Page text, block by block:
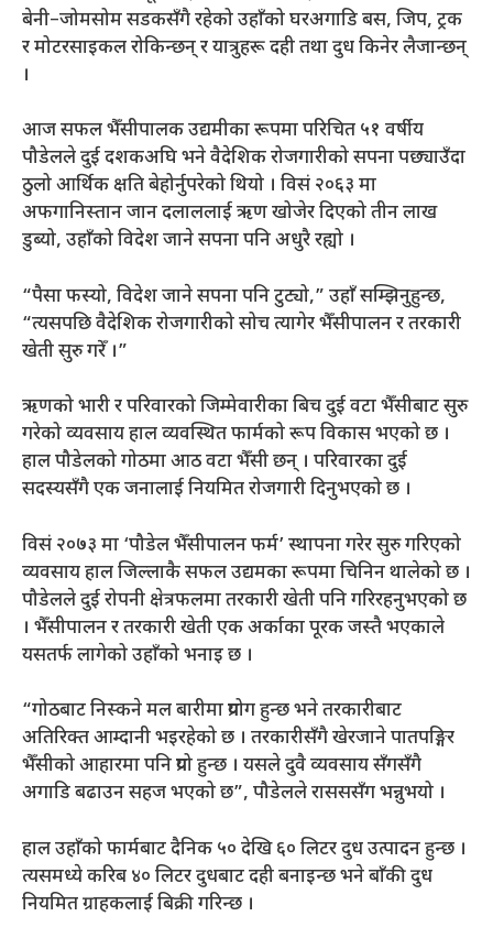
बेनी–जोमसोम सडकसँगै रहेको उहाँको घरअगाडि बस, जिप, ट्रक
र मोटरसाइकल रोकिन्छन् र यात्रुहरू दही तथा दुध किनेर लैजान्छन्
।
आज सफल भैँसीपालक उद्यमीका रूपमा परिचित ५१ वर्षीय
पौडेलले दुई दशकअघि भने वैदेशिक रोजगारीको सपना पछ्याउँदा
ठुलो आर्थिक क्षति बेहोर्नुपरेको थियो । विसं २०६३ मा
अफगानिस्तान जान दलाललाई ऋण खोजेर दिएको तीन लाख
डुब्यो, उहाँको विदेश जाने सपना पनि अधुरै रह्यो ।
“पैसा फस्यो, विदेश जाने सपना पनि टुट्यो,” उहाँ सम्झिनुहुन्छ,
“त्यसपछि वैदेशिक रोजगारीको सोच त्यागेर भैँसीपालन र तरकारी
खेती सुरु गरेँ ।”
ऋणको भारी र परिवारको जिम्मेवारीका बिच दुई वटा भैँसीबाट सुरु
गरेको व्यवसाय हाल व्यवस्थित फार्मको रूप विकास भएको छ ।
हाल पौडेलको गोठमा आठ वटा भैँसी छन् । परिवारका दुई
सदस्यसँगै एक जनालाई नियमित रोजगारी दिनुभएको छ ।
विसं २०७३ मा ‘पौडेल भैँसीपालन फर्म’ स्थापना गरेर सुरु गरिएको
व्यवसाय हाल जिल्लाकै सफल उद्यमका रूपमा चिनिन थालेको छ ।
पौडेलले दुई रोपनी क्षेत्रफलमा तरकारी खेती पनि गरिरहनुभएको छ
। भैँसीपालन र तरकारी खेती एक अर्काका पूरक जस्तै भएकाले
यसतर्फ लागेको उहाँको भनाइ छ ।
“गोठबाट निस्कने मल बारीमा प्रयोग हुन्छ भने तरकारीबाट
अतिरिक्त आम्दानी भइरहेको छ । तरकारीसँगै खेरजाने पातपङ्गिर
भैँसीको आहारमा पनि प्रयो हुन्छ । यसले दुवै व्यवसाय सँगसँगै
अगाडि बढाउन सहज भएको छ”, पौडेलले रासससँग भन्नुभयो ।
हाल उहाँको फार्मबाट दैनिक ५० देखि ६० लिटर दुध उत्पादन हुन्छ ।
त्यसमध्ये करिब ४० लिटर दुधबाट दही बनाइन्छ भने बाँकी दुध
नियमित ग्राहकलाई बिक्री गरिन्छ ।